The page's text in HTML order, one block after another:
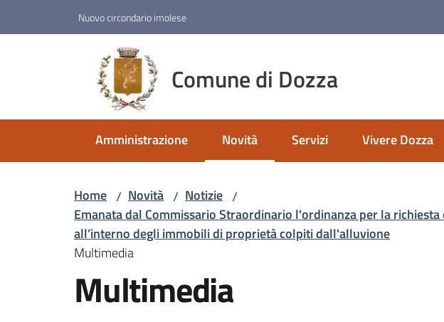
Nuovo circondario imolese
Comune di Dozza
Amministrazione Novità
Menu selezionato
Servizi Vivere Dozza
Home / Novità / Notizie /
Emanata dal Commissario Straordinario l'ordinanza per la
all’interno degli immobili di proprietà colpiti dall'alluvione
Multimedia
Multimedia